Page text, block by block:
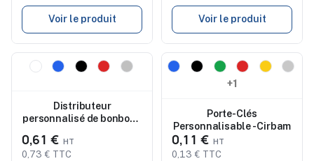
Voir le produit Voir le produit
Nouveau
Distributeur
personnalisé de bonbons
0,61 €
0,73 € TTC
Nouveau
+1
Porte-Clés
Personnalisable - Cirbam
0,11 €
0,13 € TTC